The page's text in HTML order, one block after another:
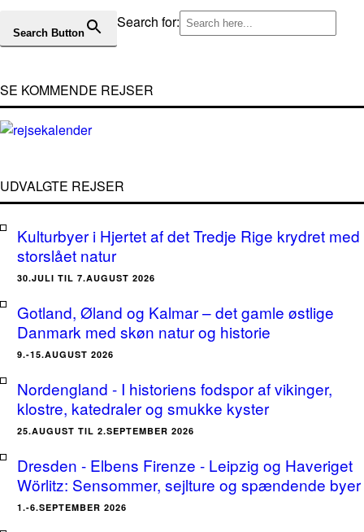
Search for:
Search Button
SE KOMMENDE REJSER
UDVALGTE REJSER
Kulturbyer i Hjertet af det Tredje Rige krydret med
storslået natur
30.JULI TIL 7.AUGUST 2026
Gotland, Øland og Kalmar – det gamle østlige
Danmark med skøn natur og historie
9.-15.AUGUST 2026
Nordengland - I historiens fodspor af vikinger,
klostre, katedraler og smukke kyster
25.AUGUST TIL 2.SEPTEMBER 2026
Dresden - Elbens Firenze - Leipzig og Haveriget
Wörlitz: Sensommer, sejlture og spændende byer
1.-6.SEPTEMBER 2026